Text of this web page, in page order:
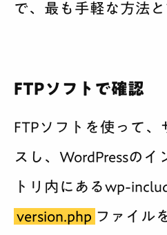
で、最も手軽な方法
FTPソフトで確認
FTPソフトを使って、
スし、WordPressのイ
トリ内にあるwp-
version.php ファイル